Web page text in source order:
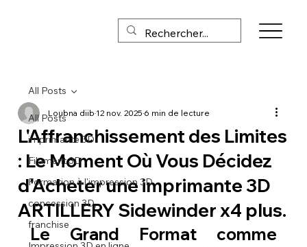
All Posts
imprimante 3D
Filament 3D
Formation à l'impression 3D
concession 3D,
franchise
All Posts
L'Affranchissement des Limites
: Le Moment Où Vous Décidez
d'Acheter une imprimante 3D
ARTILLERY Sidewinder x4 plus.
Loubna diib12 nov. 20256 min de lecture
Le Grand Format comme